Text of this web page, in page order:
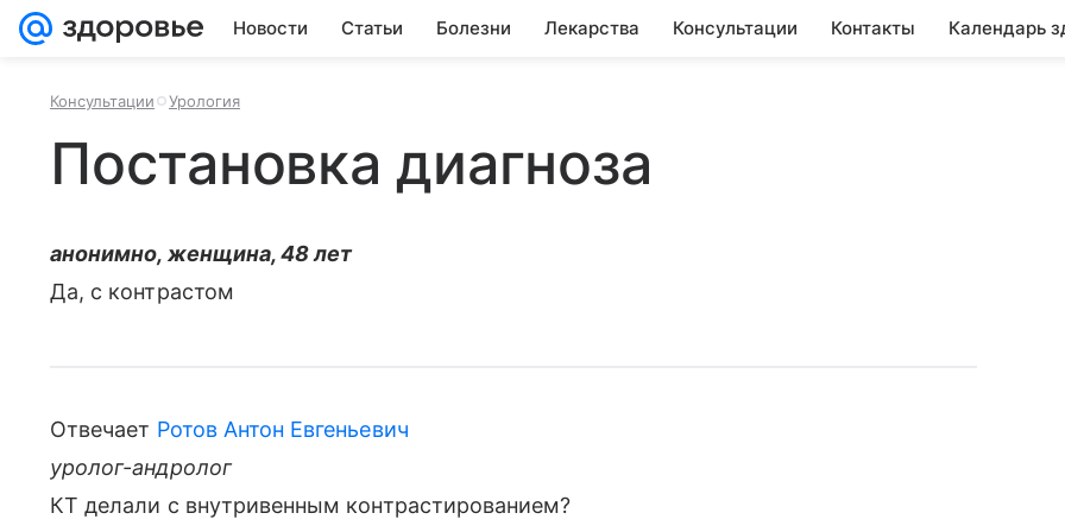
Новости Статьи Болезни Лекарства Консультации Контакты Календарь
Консультации Урология
Постановка диагноза
анонимно, женщина, 48 лет
Да, с контрастом
Отвечает Ротов Антон Евгеньевич
уролог-андролог
КТ делали с внутривенным контрастированием?